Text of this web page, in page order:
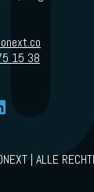
15 38
| ALLE